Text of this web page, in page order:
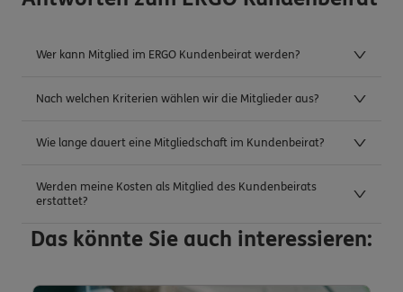
Wer kann Mitglied im ERGO Kundenbeirat werden?
Nach welchen Kriterien wählen wir die Mitglieder aus?
Wie lange dauert eine Mitgliedschaft im Kundenbeirat?
Werden meine Kosten als Mitglied des Kundenbeirats
erstattet?
Das könnte Sie auch interessieren: